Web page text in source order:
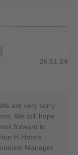
26.01.24
are very sorry
We still hope
forward to
H-Hotels
Manager